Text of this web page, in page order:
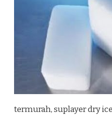
termurah, suplayer dry